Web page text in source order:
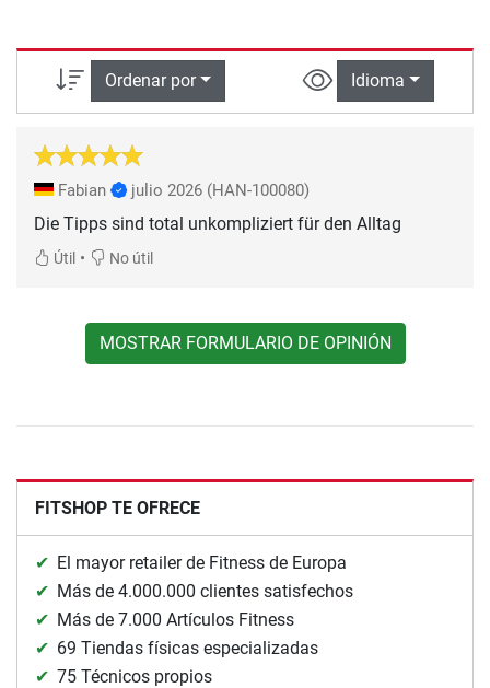
Ordenar por Idioma
Fabian julio 2026 (HAN-100080)
Die Tipps sind total unkompliziert für den Alltag
Útil • No útil
MOSTRAR FORMULARIO DE OPINIÓN
FITSHOP TE OFRECE
El mayor retailer de Fitness de Europa
Más de 4.000.000 clientes satisfechos
Más de 7.000 Artículos Fitness
69 Tiendas físicas especializadas
75 Técnicos propios